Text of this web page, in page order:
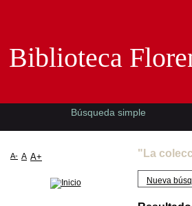
"La
Nueva
Biblioteca
Búsqueda simple
A- A A+